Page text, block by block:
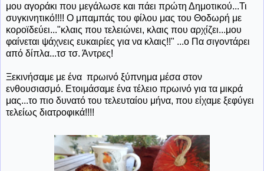
μου αγοράκι που μεγάλωσε και πάει πρώτη Δημοτικού...Τι
συγκινητικό!!!! Ο μπαμπάς του φίλου μας του Θοδωρή με
κοροϊδεύει..."κλαις που τελειώνει, κλαις που αρχίζει...μου
φαίνεται ψάχνεις ευκαιρίες για να κλαις!!" ...ο Πα σιγοντάρει
από δίπλα...τσ τσ. Άντρες!
Ξεκινήσαμε με ένα πρωινό ξύπνημα μέσα στον
ενθουσιασμό. Ετοιμάσαμε ένα τέλειο πρωινό για τα μικρά
μας...το πιο δυνατό του τελευταίου μήνα, που είχαμε ξεφύγει
τελείως διατροφικά!!!!